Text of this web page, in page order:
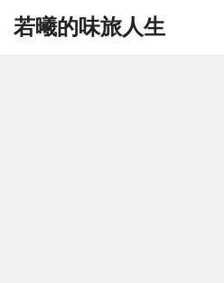
若曦的味旅人生